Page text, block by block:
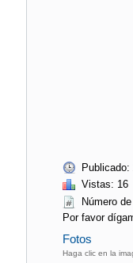
Publicado:
Vistas: 16
Número
Por favor
Fotos
Haga clic en la